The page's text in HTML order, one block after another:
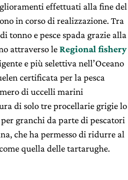
effettuati alla fine del
in corso di realizzazione. Tra
tonno e pesce spada grazie alla
attraverso leRegional fishery
e più selettiva nell’Oceano
certificata per la pesca
di uccelli marini
di solo tre procellarie grigie lo
granchi da parte di pescatori
che ha permesso di ridurre al
quella delle tartarughe.